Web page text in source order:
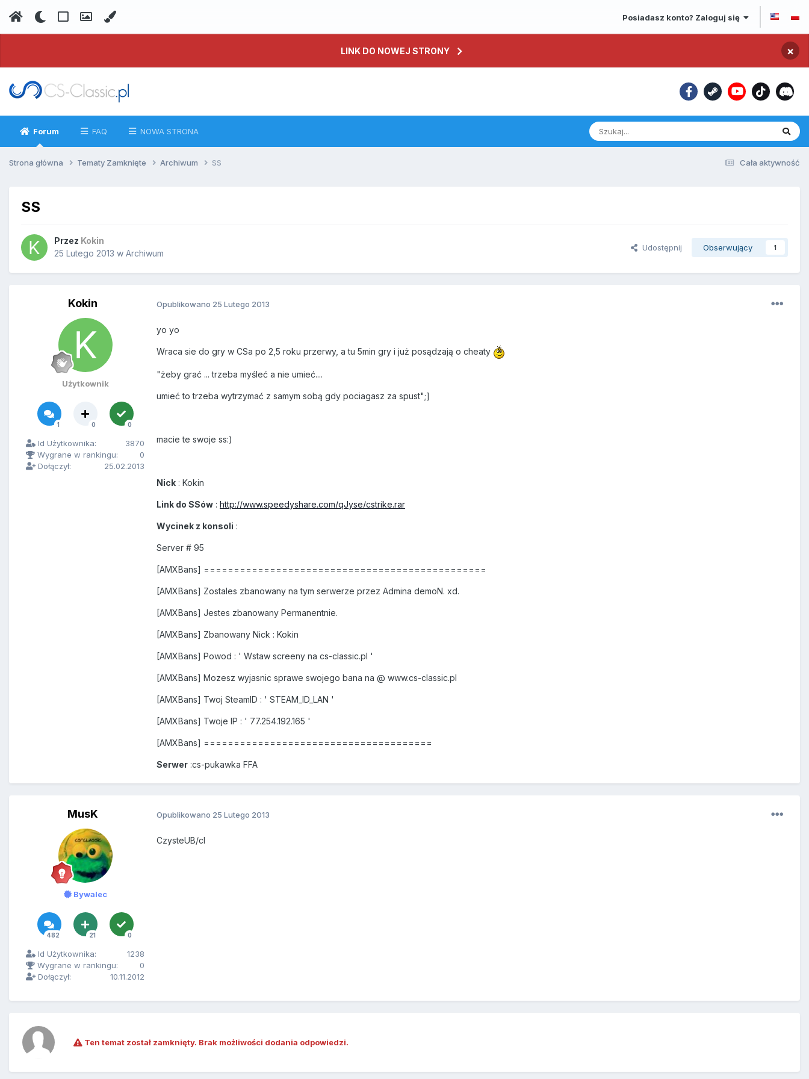
Posiadasz konto? Zaloguj się
LINK DO NOWEJ STRONY ×
Forum FAQ NOWA STRONA
Cała aktywność
Strona główna Tematy Zamknięte Archiwum SS
SS
Przez Kokin
25 Lutego 2013 w Archiwum
Udostępnij Obserwujący 1
Kokin
Użytkownik
1 0 0
Id Użytkownika:
3870
Wygrane w rankingu:
0
Dołączył:
25.02.2013
Opublikowano 25 Lutego 2013
yo yo
Wraca sie do gry w CSa po 2,5 roku przerwy, a tu 5min gry i już posądzają o cheaty
"żeby grać ... trzeba myśleć a nie umieć....
umieć to trzeba wytrzymać z samym sobą gdy pociagasz za spust";]
macie te swoje ss:)
Nick : Kokin
Link do SSów : http://www.speedyshare.com/qJyse/cstrike.rar
Wycinek z konsoli :
Server # 95
[AMXBans] ===============================================
[AMXBans] Zostales zbanowany na tym serwerze przez Admina demoN. xd.
[AMXBans] Jestes zbanowany Permanentnie.
[AMXBans] Zbanowany Nick : Kokin
[AMXBans] Powod : ' Wstaw screeny na cs-classic.pl '
[AMXBans] Mozesz wyjasnic sprawe swojego bana na @ www.cs-classic.pl
[AMXBans] Twoj SteamID : ' STEAM_ID_LAN '
[AMXBans] Twoje IP : ' 77.254.192.165 '
[AMXBans] ======================================
Serwer :cs-pukawka FFA
MusK
Bywalec
482 21 0
Id Użytkownika:
1238
Wygrane w rankingu:
0
Dołączył:
10.11.2012
Opublikowano 25 Lutego 2013
CzysteUB/cl
Ten temat został zamknięty. Brak możliwości dodania odpowiedzi.